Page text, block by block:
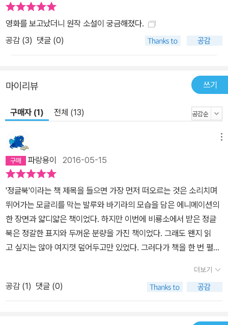
영화를 보고났더니 원작 소설이 궁금해졌다.
공감 (3) 댓글 (0)
마이리뷰 쓰기
구매자 (1) 전체 (13)
파랑용이 2016-05-15
'정글북'이라는 책 제목을 들으면 가장 먼저 떠오르는 것은 소리치며
뛰어가는 모글리를 막는 발루와 바기라의 모습을 담은 에니메이션의
한 장면과 얇디얇은 책이었다. 하지만 이번에 비룡소에서 받은 정글
북은 정갈한 표지와 두꺼운 분량을 가진 책이었다. 그래도 왠지 읽
고 싶지는 않아 여지껏 덮어두고만 있었다. 그러다가 책을 한 번 펼친
읽어냈다. 그 이유에는 낯선 땅인 정글에서의 모습에서 우리의 모습
을 찾아낼 수 있었기 때문이다. 책의 이름이 정글북이니 당
연히 대부분의 사건은 정글에서 일어난다. 처음에 정글은 야만적이고
더보기
공감 (1) 댓글 (0)